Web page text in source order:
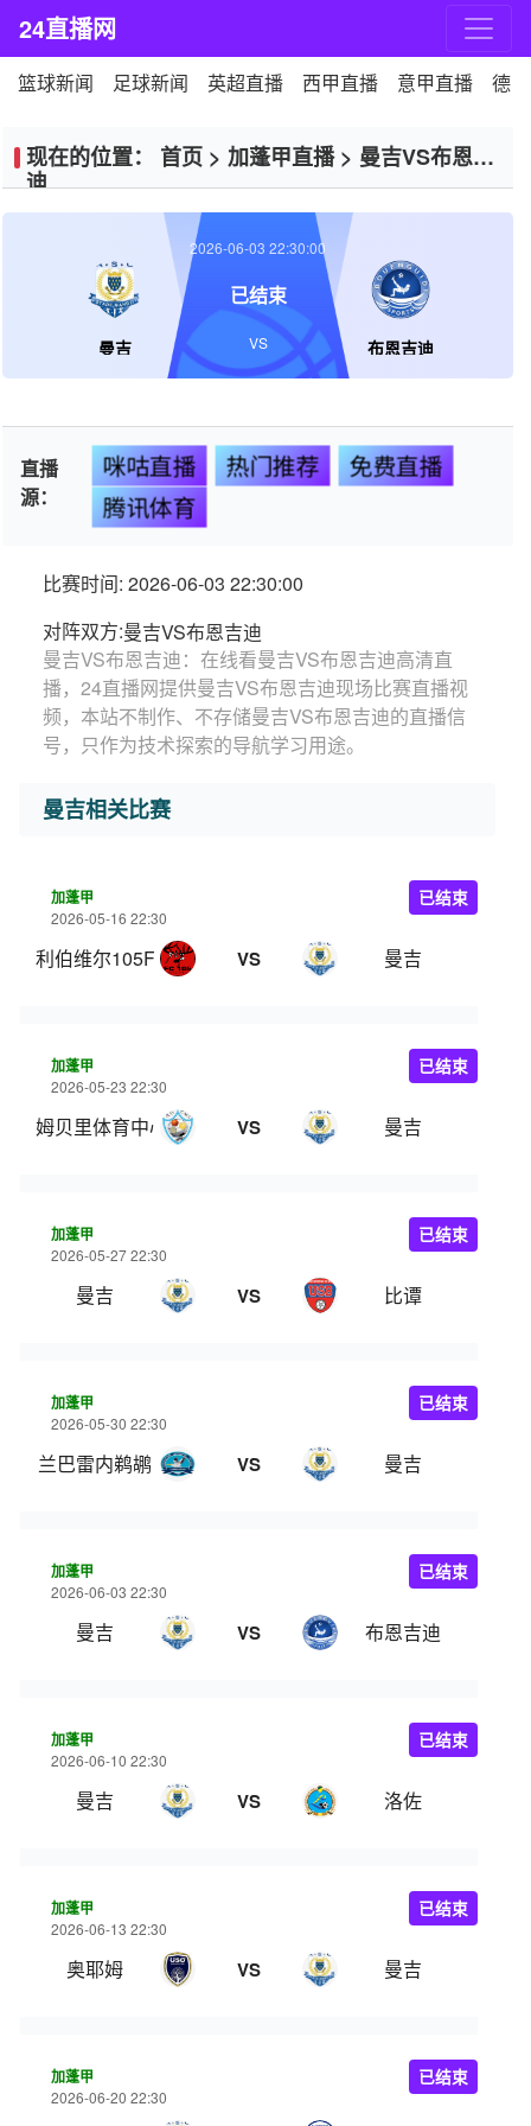
24直播网
篮球新闻 足球新闻 英超直播 西甲直播 意甲直播 德
现在的位置： 首页 > 加蓬甲直播> 曼吉VS布恩吉
迪
曼吉 布恩吉迪
2026-06-03 22:30:00
已结束
VS
直播
源：
咪咕直播 热门推荐
免费直播
腾讯体育
比赛时间: 2026-06-03 22:30:00
对阵双方:曼吉VS布恩吉迪
曼吉VS布恩吉迪：在线看曼吉VS布恩吉迪高清直
播，24直播网提供曼吉VS布恩吉迪现场比赛直播视
频，本站不制作、不存储曼吉VS布恩吉迪的直播信
号，只作为技术探索的导航学习用途。
曼吉相关比赛
加蓬甲
2026-05-16 22:30
利伯维尔105FC VS 曼吉
已结束
加蓬甲
2026-05-23 22:30
姆贝里体育中心 VS 曼吉
已结束
加蓬甲
2026-05-27 22:30
曼吉 VS 比谭
已结束
加蓬甲
2026-05-30 22:30
兰巴雷内鹈鹕 VS 曼吉
已结束
加蓬甲
2026-06-03 22:30
曼吉 VS 布恩吉迪
已结束
加蓬甲
2026-06-10 22:30
曼吉 VS 洛佐
已结束
加蓬甲
2026-06-13 22:30
奥耶姆 VS 曼吉
已结束
加蓬甲
2026-06-20 22:30
已结束